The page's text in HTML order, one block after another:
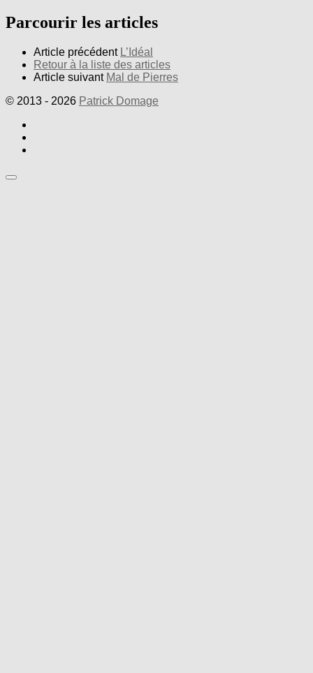
Parcourir les articles
Article précédent L’Idéal
Retour à la liste des articles
Article suivant Mal de Pierres
© 2013 - 2026 Patrick Domage